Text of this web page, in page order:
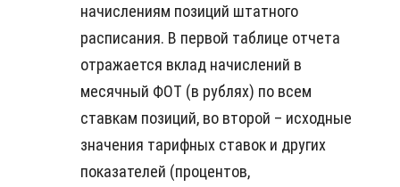
начислениям позиций штатного
расписания. В первой таблице отчета
отражается вклад начислений в
месячный ФОТ (в рублях) по всем
ставкам позиций, во второй – исходные
значения тарифных ставок и других
показателей (процентов,